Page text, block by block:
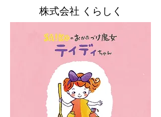
​株式会社 くらしく